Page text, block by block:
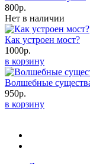
800р.
Нет в наличии
Как устроен мост?
1000р.
в корзину
Волшебные
950р.
в корзину